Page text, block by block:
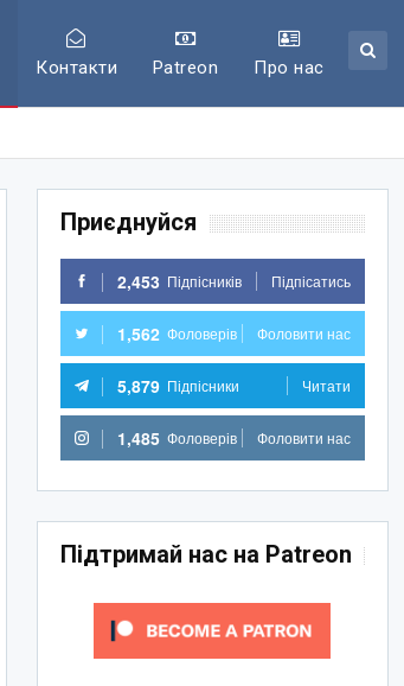
Контакти Patreon Про нас
Приєднуйся
2,453 Підпісників Підпісатись
1,562 Фоловерів Фоловити нас
5,879 Підпісники Читати
1,485 Фоловерів Фоловити нас
Підтримай нас на Patreon